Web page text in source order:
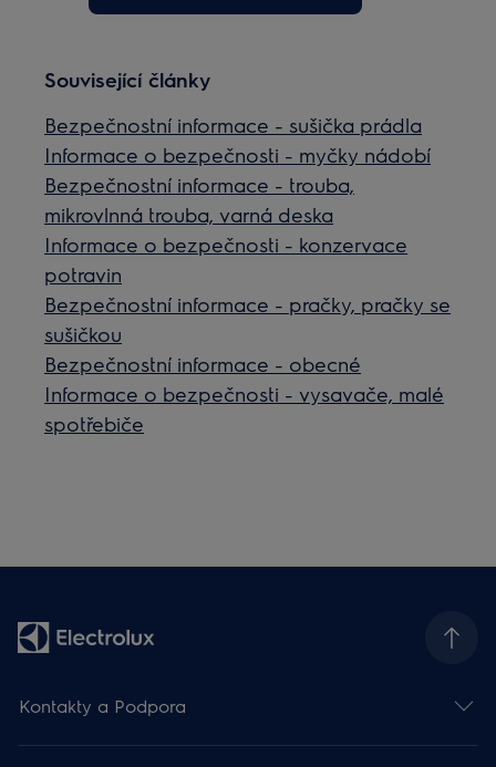
Související články
Bezpečnostní informace - sušička prádla
Informace o bezpečnosti - myčky nádobí
Bezpečnostní informace - trouba,
mikrovlnná trouba, varná deska
Informace o bezpečnosti - konzervace
potravin
Bezpečnostní informace - pračky, pračky se
sušičkou
Bezpečnostní informace - obecné
Informace o bezpečnosti - vysavače, malé
spotřebiče
Kontakty a Podpora